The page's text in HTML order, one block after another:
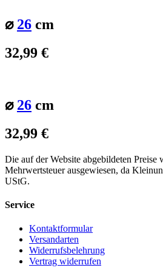
⌀ 26 cm
32,99 €
⌀ 26 cm
32,99 €
Die auf der Website abgebildeten Preise
Mehrwertsteuer ausgewiesen, da
UStG.
Service
Kontaktformular
Versandarten
Widerrufsbelehrung
Vertrag widerrufen